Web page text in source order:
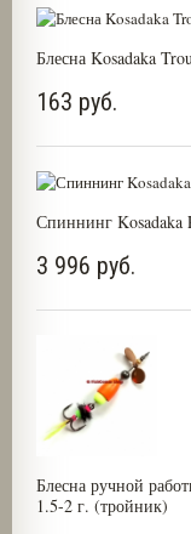
Блесна Kosadaka
163 руб.
Спиннинг Kosadaka
3 996 руб.
Блесна ручной
1.5-2 г. (тройник)